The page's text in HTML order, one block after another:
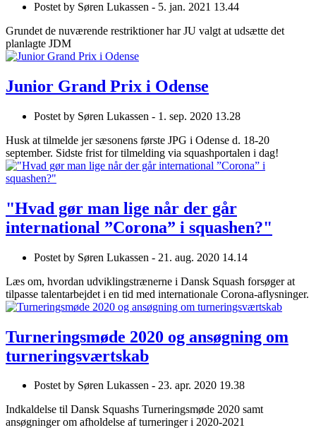
Postet by Søren Lukassen - 5. jan. 2021 13.44
Grundet de nuværende restriktioner har JU valgt at udsætte det
planlagte JDM
Junior Grand Prix i Odense
Postet by Søren Lukassen - 1. sep. 2020 13.28
Husk at tilmelde jer sæsonens første JPG i Odense d. 18-20
september. Sidste frist for tilmelding via squashportalen i dag!
"Hvad gør man lige når der går
international ”Corona” i squashen?"
Postet by Søren Lukassen - 21. aug. 2020 14.14
Læs om, hvordan udviklingstrænerne i Dansk Squash forsøger at
tilpasse talentarbejdet i en tid med internationale Corona-aflysninger.
Turneringsmøde 2020 og ansøgning om
turneringsværtskab
Postet by Søren Lukassen - 23. apr. 2020 19.38
Indkaldelse til Dansk Squashs Turneringsmøde 2020 samt
ansøgninger om afholdelse af turneringer i 2020-2021